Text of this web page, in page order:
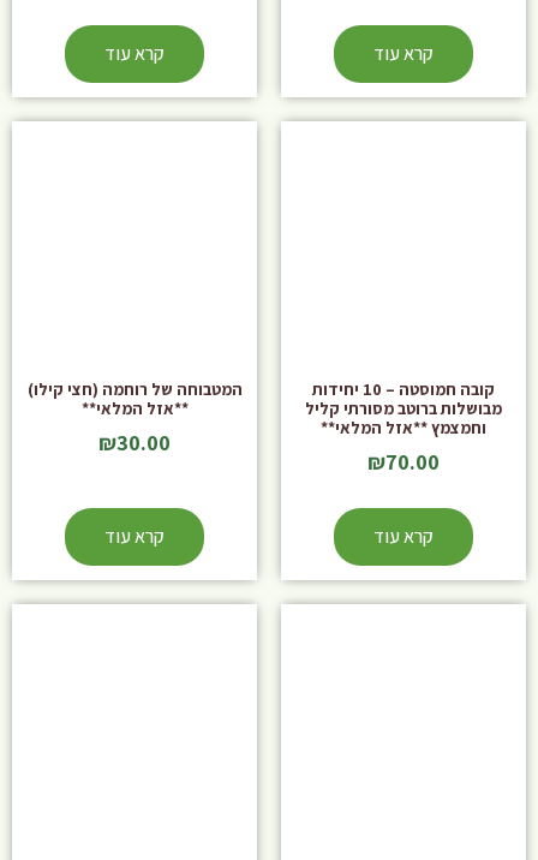
קרא עוד קרא עוד
קובה חמוסטה – 10 יחידות
מבושלות ברוטב מסורתי קליל
וחמצמץ **אזל המלאי**
₪70.00
קרא עוד
המטבוחה של רוחמה (חצי קילו)
**אזל המלאי**
₪30.00
קרא עוד